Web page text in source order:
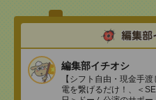
編集部イチオシ
【シフト自由・現金手
電を繋げるだけ！、＜